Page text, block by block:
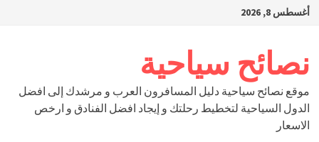
Skipأغسطس 8, 2026
نصائح سياحية
موقع نصائح سياحية دليل المسافرون العرب و مرشدك إلى افضل
الدول السياحية لتخطيط رحلتك و إيجاد افضل الفنادق و ارخص
الاسعار